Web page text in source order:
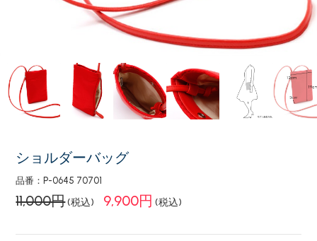
ショルダーバッグ
品番：P-0645 70701
11,000円(税込) 9,900円 (税込)